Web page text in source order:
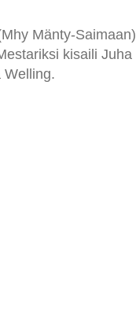
Mänty-Saimaan)
kisaili Juha
Welling.